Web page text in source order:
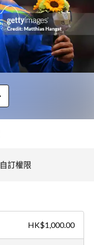
自訂權限
HK$1,000.00